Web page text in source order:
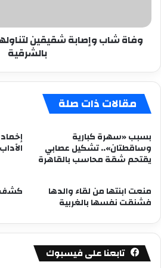
بالشرقية
وفاة شاب وإصابة شقيقين
بالشرقية
مقالات ذات صلة
بسبب «سهرة كبارية
وساقطتان».. تشكيل عصابي
يقتحم شقة محاسب بالقاهرة
منعت ابنتها من لقاء والدها
فشنقت نفسها بالغربية
كشف
تابعنا على فيسبوك